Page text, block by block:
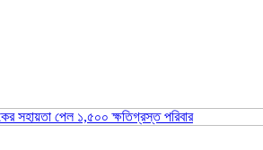
সহায়তা পেল ১,৫০০ ক্ষতিগ্রস্ত পরিবার